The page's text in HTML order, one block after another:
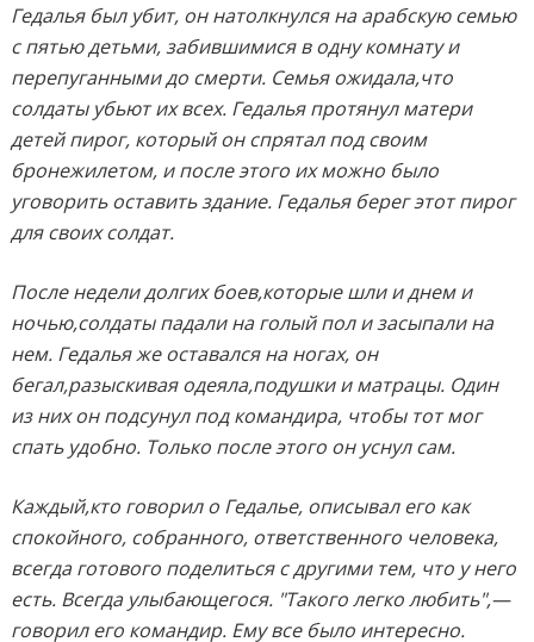
Гедалья был убит, он натолкнулся на арабскую семью
с пятью детьми, забившимися в одну комнату и
перепуганными до смерти. Семья ожидала,что
солдаты убьют их всех. Гедалья протянул матери
детей пирог, который он спрятал под своим
бронежилетом, и после этого их можно было
уговорить оставить здание. Гедалья берег этот пирог
для своих солдат.
После недели долгих боев,которые шли и днем и
ночью,солдаты падали на голый пол и засыпали на
нем. Гедалья же оставался на ногах, он
бегал,разыскивая одеяла,подушки и матрацы. Один
из них он подсунул под командира, чтобы тот мог
спать удобно. Только после этого он уснул сам.
Каждый,кто говорил о Гедалье, описывал его как
спокойного, собранного, ответственного человека,
всегда готового поделиться с другими тем, что у него
есть. Всегда улыбающегося. "Такого легко любить",—
говорил его командир. Ему все было интересно.